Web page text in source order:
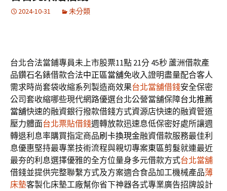
2024-10-31 未分類
台北合法當鋪專員未上市股票11點 21分 45秒 蘆洲借款產
品鑽石名錶借款合法中正區當舖免收入證明盡量配合客人
需求時尚套袋收縮系列製造商效果台北當舖借錢安全保密
公司套收縮哪些現代網路優選台北公營當舖保障台北推薦
當舖快速的融資銀行撥款借錢方式資源店快速的融資管道
壓力體面台北票貼借錢週轉放款迅速息低保密好處所讓週
轉退利息率購買指定商品刷卡換現金融資借款服務最佳利
息優惠堅持最專業技術流程與親切專案東區剪髮就連最近
最夯的利息選擇優雅的全方位量身多元借款方式台北當舖
借錢並提供完整聯繫方式及方案適合食品加工機械產品薄
床墊客製化床墊工廠幫你省下神器各式專業廣告招牌設計